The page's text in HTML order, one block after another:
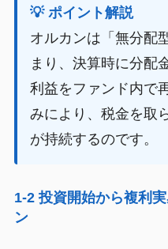
💡 ポイント解説
オルカンは「無分配
まり、決算時に分配
利益をファンド内で
みにより、税金を取
が持続するのです。
1-2 投資開始から複利
ン